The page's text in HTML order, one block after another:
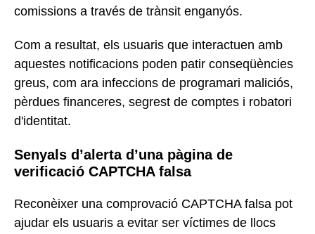
comissions a través de trànsit enganyós.
Com a resultat, els usuaris que interactuen amb
aquestes notificacions poden patir conseqüències
greus, com ara infeccions de programari maliciós,
pèrdues financeres, segrest de comptes i robatori
d'identitat.
Senyals d’alerta d’una pàgina de
verificació CAPTCHA falsa
Reconèixer una comprovació CAPTCHA falsa pot
ajudar els usuaris a evitar ser víctimes de llocs